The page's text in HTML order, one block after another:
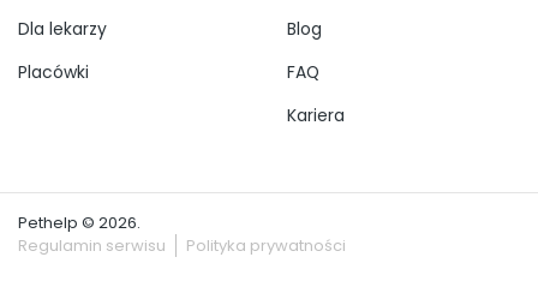
Dla lekarzy
Placówki
Blog
FAQ
Kariera
Pethelp © 2026.
Regulamin serwisu
Polityka prywatności